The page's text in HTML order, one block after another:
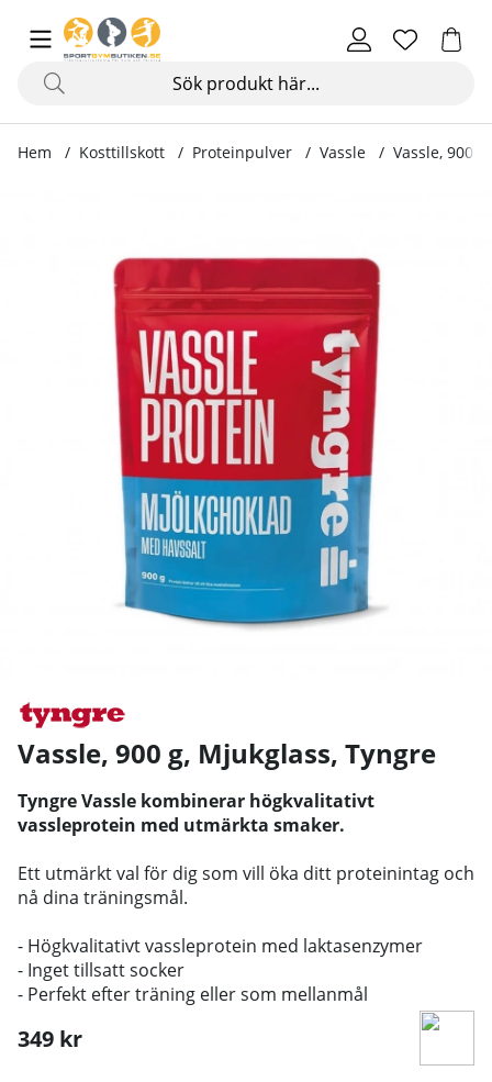
Hem Kosttillskott Proteinpulver Vassle Vassle, 900 g
Vassle, 900 g, Mjukglass, Tyngre
Tyngre Vassle kombinerar högkvalitativt
vassleprotein med utmärkta smaker.
Ett utmärkt val för dig som vill öka ditt proteinintag och
nå dina träningsmål.
- Högkvalitativt vassleprotein med laktasenzymer
- Inget tillsatt socker
- Perfekt efter träning eller som mellanmål
349 kr